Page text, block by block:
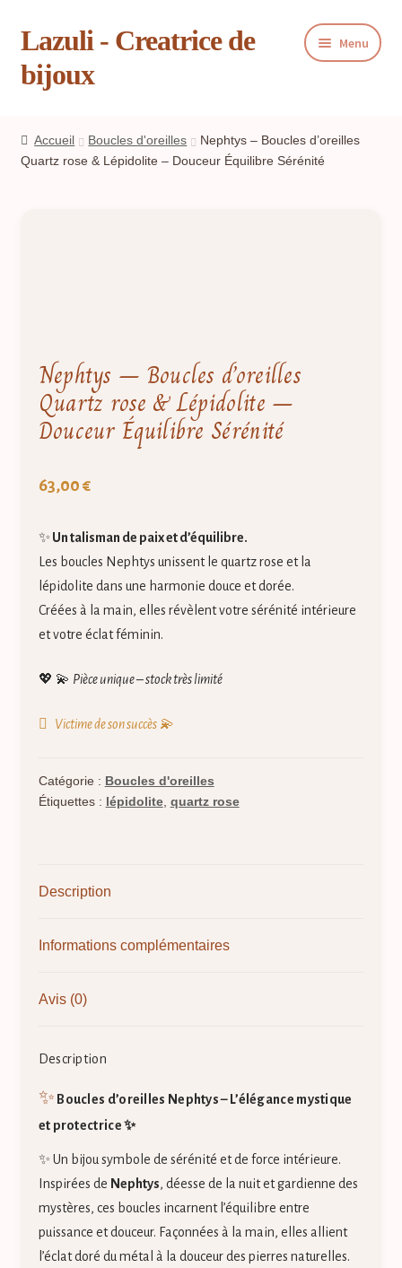
Aller
la
Aller
contenu
Lazuli - Creatrice de
bijoux
Menu
Blog
Presse
Accueil Boucles d'oreilles
Nephtys – Boucles d’oreilles
Quartz rose & Lépidolite – Douceur Équilibre Sérénité
Nephtys – Boucles d’oreilles
Quartz rose & Lépidolite –
Douceur Équilibre Sérénité
63,00 €
✨ Un talisman de paix et d’équilibre.
Les boucles Nephtys unissent le quartz rose et la
lépidolite dans une harmonie douce et dorée.
Créées à la main, elles révèlent votre sérénité intérieure
et votre éclat féminin.
💖 💫 Pièce unique – stock très limité
Victime de son succès 💫
Catégorie : Boucles d'oreilles
Étiquettes : lépidolite, quartz rose
Description
Informations complémentaires
Avis (0)
Description
✨ Boucles d’oreilles Nephtys – L’élégance mystique
et protectrice ✨
✨ Un bijou symbole de sérénité et de force intérieure.
Inspirées de Nephtys, déesse de la nuit et gardienne des
mystères, ces boucles incarnent l’équilibre entre
puissance et douceur. Façonnées à la main, elles allient
l’éclat doré du métal à la douceur des pierres naturelles.